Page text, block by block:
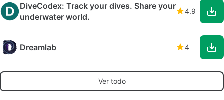
DiveCodex: Track your dives. Share your
underwater world.
4.9
Dreamlab 4
Ver todo